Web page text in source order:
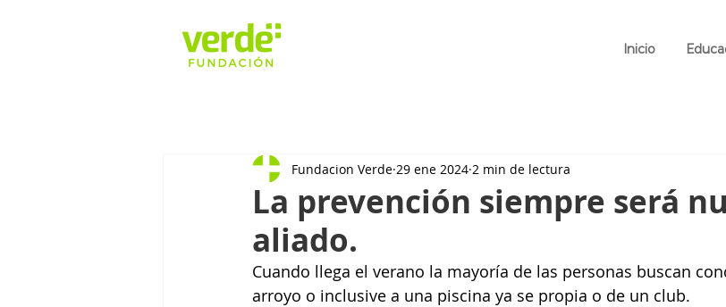
Inicio
La prevención siempre será
aliado.
Fundacion Verde 29 ene 2024 2 min de lectura
Cuando llega el verano la mayoría de las personas buscan
arroyo o inclusive a una piscina ya se propia o de un club.